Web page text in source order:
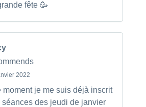
fête 🥳
2022
moment je me suis déjà inscrit
séances des jeudi de janvier